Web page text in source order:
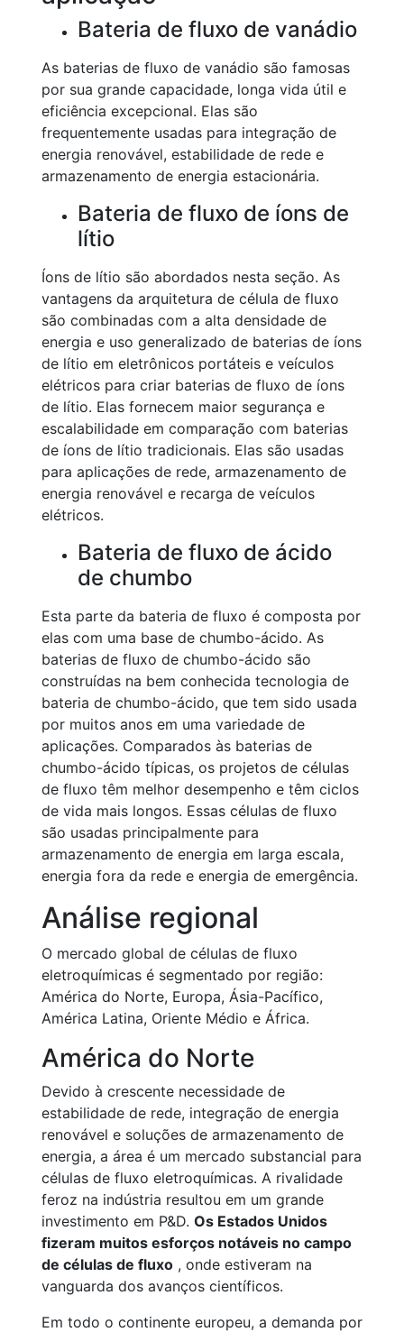
Bateria de fluxo de vanádio
As baterias de fluxo de vanádio são famosas
por sua grande capacidade, longa vida útil e
eficiência excepcional. Elas são
frequentemente usadas para integração de
energia renovável, estabilidade de rede e
armazenamento de energia estacionária.
Bateria de fluxo de íons de
lítio
Íons de lítio são abordados nesta seção. As
vantagens da arquitetura de célula de fluxo
são combinadas com a alta densidade de
energia e uso generalizado de baterias de íons
de lítio em eletrônicos portáteis e veículos
elétricos para criar baterias de fluxo de íons
de lítio. Elas fornecem maior segurança e
escalabilidade em comparação com baterias
de íons de lítio tradicionais. Elas são usadas
para aplicações de rede, armazenamento de
energia renovável e recarga de veículos
elétricos.
Bateria de fluxo de ácido
de chumbo
Esta parte da bateria de fluxo é composta por
elas com uma base de chumbo-ácido. As
baterias de fluxo de chumbo-ácido são
construídas na bem conhecida tecnologia de
bateria de chumbo-ácido, que tem sido usada
por muitos anos em uma variedade de
aplicações. Comparados às baterias de
chumbo-ácido típicas, os projetos de células
de fluxo têm melhor desempenho e têm ciclos
de vida mais longos. Essas células de fluxo
são usadas principalmente para
armazenamento de energia em larga escala,
energia fora da rede e energia de emergência.
Análise regional
O mercado global de células de fluxo
eletroquímicas é segmentado por região:
América do Norte, Europa, Ásia-Pacífico,
América Latina, Oriente Médio e África.
América do Norte
Devido à crescente necessidade de
estabilidade de rede, integração de energia
renovável e soluções de armazenamento de
energia, a área é um mercado substancial para
células de fluxo eletroquímicas. A rivalidade
feroz na indústria resultou em um grande
investimento em P&D. Os Estados Unidos
fizeram muitos esforços notáveis no campo
de células de fluxo , onde estiveram na
vanguarda dos avanços científicos.
Em todo o continente europeu, a demanda por